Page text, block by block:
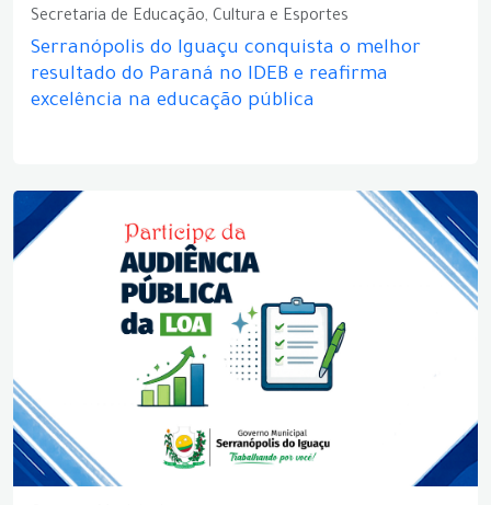
Secretaria de Educação, Cultura e Esportes
Serranópolis do Iguaçu conquista o melhor
resultado do Paraná no IDEB e reafirma
excelência na educação pública